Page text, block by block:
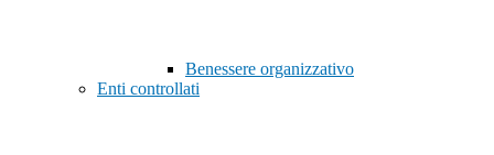
Benessere organizzativo
Enti controllati